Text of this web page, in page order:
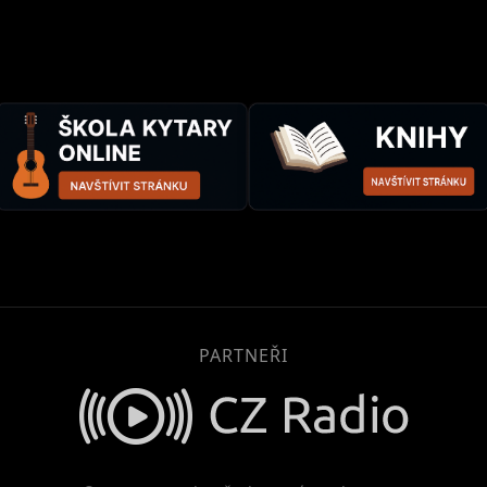
PARTNEŘI